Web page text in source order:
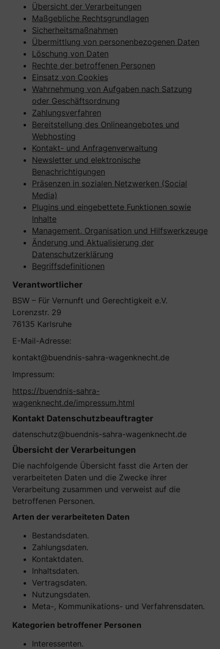
Übersicht der Verarbeitungen
Maßgebliche Rechtsgrundlagen
Sicherheitsmaßnahmen
Übermittlung von personenbezogenen Daten
Löschung von Daten
Rechte der betroffenen Personen
Einsatz von Cookies
Wahrnehmung von Aufgaben nach Satzung
oder Geschäftsordnung
Zahlungsverfahren
Bereitstellung des Onlineangebotes und
Webhosting
Kontakt- und Anfragenverwaltung
Newsletter und elektronische
Benachrichtigungen
Präsenzen in sozialen Netzwerken (Social
Media)
Plugins und eingebettete Funktionen sowie
Inhalte
Management, Organisation und Hilfswerkzeuge
Änderung und Aktualisierung der
Datenschutzerklärung
Begriffsdefinitionen
Verantwortlicher
BSW – Für Vernunft und Gerechtigkeit e.V.
Lorenzstr. 29
76135 Karlsruhe
E-Mail-Adresse:
kontakt@buendnis-sahra-wagenknecht.de
Impressum:
https://buendnis-sahra-
wagenknecht.de/impressum.html
Kontakt Datenschutzbeauftragter
datenschutz@buendnis-sahra-wagenknecht.de
Übersicht der Verarbeitungen
Die nachfolgende Übersicht fasst die Arten der
verarbeiteten Daten und die Zwecke ihrer
Verarbeitung zusammen und verweist auf die
betroffenen Personen.
Arten der verarbeiteten Daten
Bestandsdaten.
Zahlungsdaten.
Kontaktdaten.
Inhaltsdaten.
Vertragsdaten.
Nutzungsdaten.
Meta-, Kommunikations- und Verfahrensdaten.
Kategorien betroffener Personen
Interessenten.